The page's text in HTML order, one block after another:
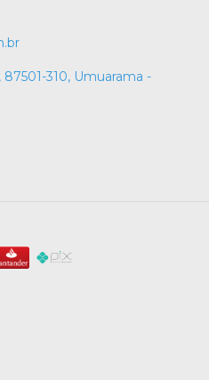
310, Umuarama -